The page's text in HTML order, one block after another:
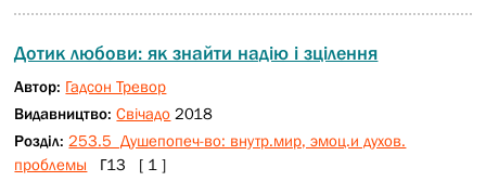
Дотик любови: як знайти надію і зцілення
Автор: Гадсон Тревор
Видавництво:Свічадо 2018
Розділ: 253.5 Душепопеч-во: внутр.мир, эмоц.и духов.
проблемы Г13 [ 1 ]